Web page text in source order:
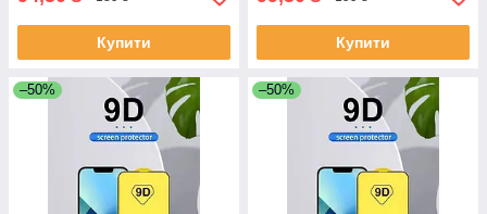
Купити Купити
–50% –50%